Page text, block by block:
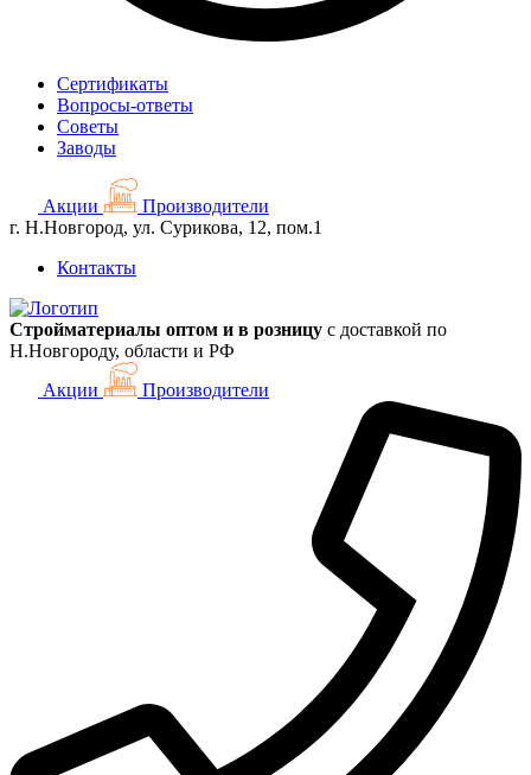
Сертификаты
Вопросы-ответы
Советы
Заводы
Акции
Производители
г. Н.Новгород, ул. Сурикова, 12, пом.1
Контакты
Стройматериалы оптом и в розницу с доставкой по
Н.Новгороду, области и РФ
Акции
Производители